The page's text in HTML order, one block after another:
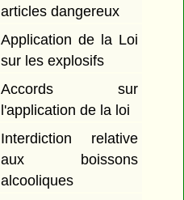
articles dangereux
Application de la Loi
sur les explosifs
Accords sur
l'application de la loi
Interdiction relative
aux boissons
alcooliques